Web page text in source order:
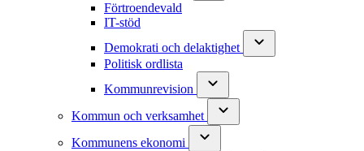
Förtroendevald
IT-stöd
Demokrati och delaktighet
Politisk ordlista
Kommunrevision
Kommun och verksamhet
Kommunens ekonomi